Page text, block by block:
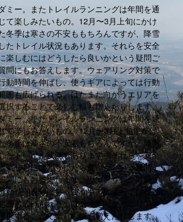
ミー。またトレイルランニングは年間を通
じて楽しみたいもの。12月〜3月上旬にかけ
冬季は寒さの不安ももちろんですが、降雪
たトレイル状況もあります。それらを安全
楽しむにはどうしたら良いかという疑問ご
問にもお答えします。ウェアリング対策で
動時間を伸ばし、使うギアによっては行動
囲も広げられる。はたまた向かうエリアを
択することで楽しむ幅も増えたりします。
ミー。またトレイルランニングは年間を通
て楽しみたいもの。12月〜3月上旬にかけ
冬季は寒さの不安ももちろんですが、降雪
たトレイル状況もあります。それらを安全
に楽しむにはどうしたら良いかという疑問ご
問にもお答えします。ウェアリング対策で
動時間を伸ばし、使うギアによっては行動
囲も広げられる。はたまた向かうエリアを
択することで楽しむ幅も増えたりします。